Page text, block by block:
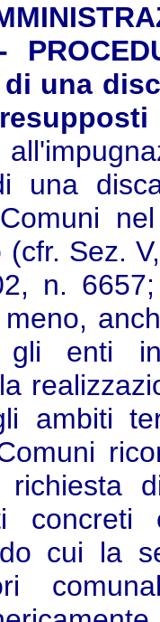
-
di una
una
(cfr. Sez.
n.
gli enti
ambiti
cui la